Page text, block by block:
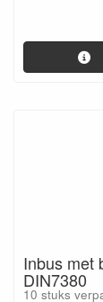
Inbus met
DIN7380
10 stuks